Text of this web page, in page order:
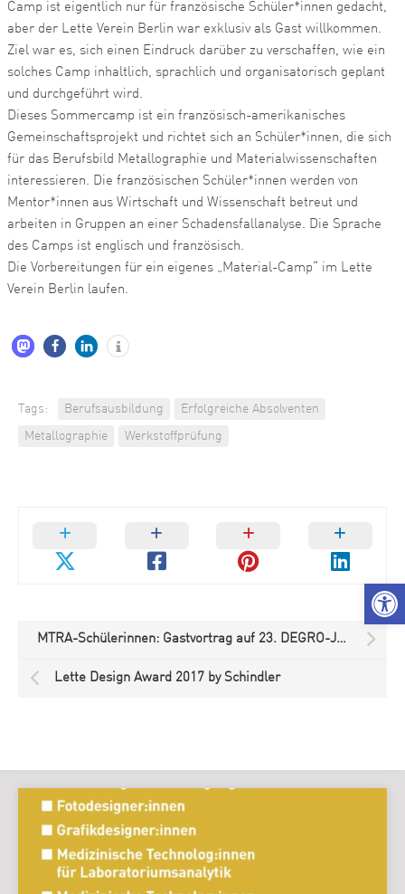
Camp ist eigentlich nur für französische Schüler*innen gedacht,
aber der Lette Verein Berlin war exklusiv als Gast willkommen.
Ziel war es, sich einen Eindruck darüber zu verschaffen, wie ein
solches Camp inhaltlich, sprachlich und organisatorisch geplant
und durchgeführt wird.
Dieses Sommercamp ist ein französisch-amerikanisches
Gemeinschaftsprojekt und richtet sich an Schüler*innen, die sich
für das Berufsbild Metallographie und Materialwissenschaften
interessieren. Die französischen Schüler*innen werden von
Mentor*innen aus Wirtschaft und Wissenschaft betreut und
arbeiten in Gruppen an einer Schadensfallanalyse. Die Sprache
des Camps ist englisch und französisch.
Die Vorbereitungen für ein eigenes „Material-Camp“ im Lette
Verein Berlin laufen.
Tags: Berufsausbildung Erfolgreiche Absolventen
Metallographie Werkstoffprüfung
MTRA-Schülerinnen: Gastvortrag auf 23. DEGRO-Jahrestagung
Lette Design Award 2017 by Schindler